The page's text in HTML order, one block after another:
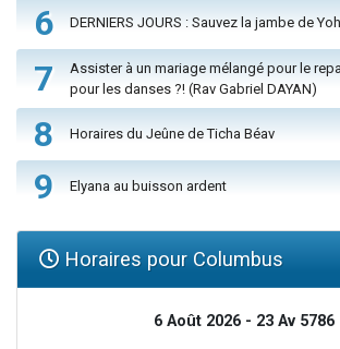
6 DERNIERS JOURS : Sauvez la jambe de
7
Assister à un mariage mélangé pour le
pour les danses ?! (Rav Gabriel DAYAN)
8 Horaires du Jeûne de Ticha Béav
9 Elyana au buisson ardent
Horaires pour Columbus
6 Août 2026 - 23 Av 5786